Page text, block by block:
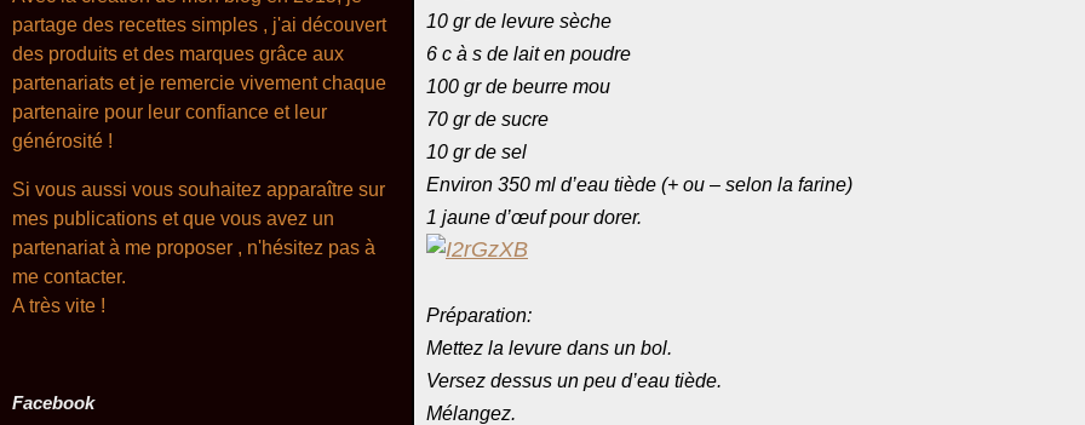
partage des recettes simples , j'ai découvert
des produits et des marques grâce aux
partenariats et je remercie vivement chaque
partenaire pour leur confiance et leur
générosité !
Si vous aussi vous souhaitez apparaître sur
mes publications et que vous avez un
partenariat à me proposer , n'hésitez pas à
me contacter.
A très vite !
Facebook
10 gr de levure sèche
6 c à s de lait en poudre
100 gr de beurre mou
70 gr de sucre
10 gr de sel
Environ 350 ml d’eau tiède (+ ou – selon la farine)
1 jaune d’œuf pour dorer.
Préparation:
Mettez la levure dans un bol.
Versez dessus un peu d’eau tiède.
Mélangez.